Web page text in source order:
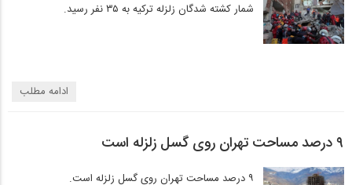
شمار کشته شدگان زلزله ترکیه به ۳۵ نفر رسید.
ادامه مطلب
۹ درصد مساحت تهران روی گسل زلزله است
۹ درصد مساحت تهران روی گسل زلزله است.